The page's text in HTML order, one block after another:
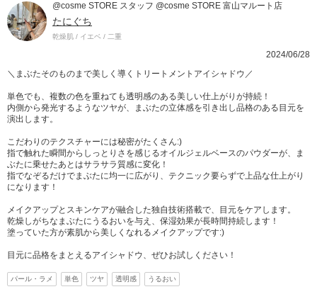
@cosme STORE スタッフ @cosme STORE 富山マルート店
たにぐち
乾燥肌 / イエベ / 二重
2024/06/28
＼まぶたそのものまで美しく導くトリートメントアイシャドウ／
単色でも、複数の色を重ねても透明感のある美しい仕上がりが持続！
内側から発光するようなツヤが、まぶたの立体感を引き出し品格のある目元を
演出します。
こだわりのテクスチャーには秘密がたくさん:)
指で触れた瞬間からしっとりさを感じるオイルジェルベースのパウダーが、ま
ぶたに乗せたあとはサラサラ質感に変化！
指でなぞるだけでまぶたに均一に広がり、テクニック要らずで上品な仕上がり
になります！
メイクアップとスキンケアが融合した独自技術搭載で、目元をケアします。
乾燥しがちなまぶたにうるおいを与え、保湿効果が長時間持続します！
塗っていた方が素肌から美しくなれるメイクアップです:)
目元に品格をまとえるアイシャドウ、ぜひお試しください！
パール・ラメ 単色 ツヤ 透明感 うるおい